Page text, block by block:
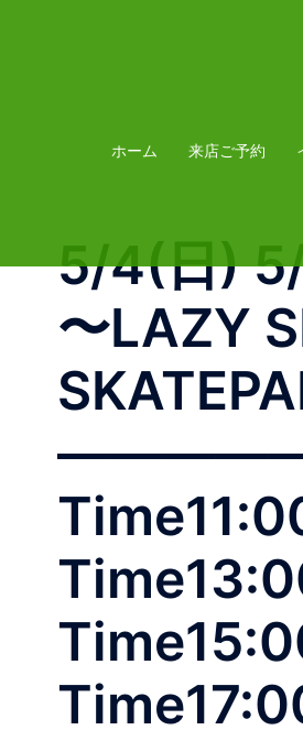
ホーム 来店ご予約
5/4(日) 5/
〜LAZY